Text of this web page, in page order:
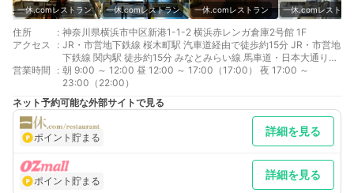
一休.comレストラン 一休.comレストラン 一休.comレストラン 一休.comレストラ
住所 : 神奈川県横浜市中区新港1-1-2 横浜赤レンガ倉庫2号館 1F
アクセス
: JR・市営地下鉄線 桜木町駅 汽車道経由で徒歩約15分 JR・市営地
下鉄線 関内駅 徒歩約15分 みなとみらい線 馬車道・日本大通り駅
徒歩約6分
営業時間 : 朝 9:00 ～ 12:00 昼 12:00 ～ 17:00（17:00） 夜 17:00 ～
23:00（22:00）
ネット予約可能な外部サイトで見る
ポイント貯まる 詳細を見る
ポイント貯まる 詳細を見る